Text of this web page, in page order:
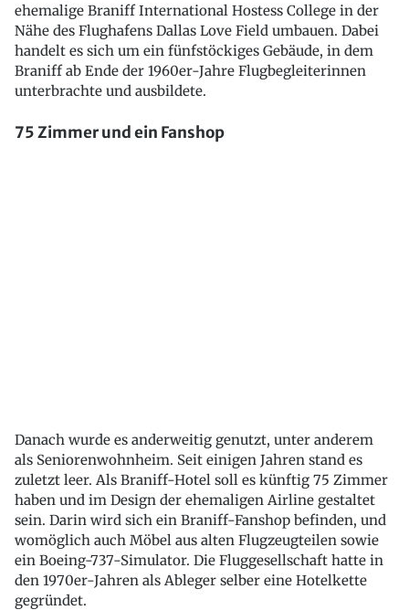
ehemalige Braniff International Hostess College in der
Nähe des Flughafens Dallas Love Field umbauen. Dabei
handelt es sich um ein fünfstöckiges Gebäude, in dem
Braniff ab Ende der 1960er-Jahre Flugbegleiterinnen
unterbrachte und ausbildete.
75 Zimmer und ein Fanshop
Danach wurde es anderweitig genutzt, unter anderem
als Seniorenwohnheim. Seit einigen Jahren stand es
zuletzt leer. Als Braniff-Hotel soll es künftig 75 Zimmer
haben und im Design der ehemaligen Airline gestaltet
sein. Darin wird sich ein Braniff-Fanshop befinden, und
womöglich auch Möbel aus alten Flugzeugteilen sowie
ein Boeing-737-Simulator. Die Fluggesellschaft hatte in
den 1970er-Jahren als Ableger selber eine Hotelkette
gegründet.